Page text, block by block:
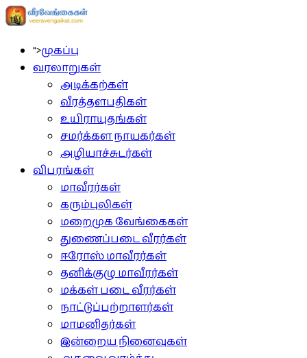
">முகப்பு
வரலாறுகள்
அடிக்கற்கள்
வீரத்தளபதிகள்
உயிராயுதங்கள்
சமர்க்கள நாயகர்கள்
அழியாச்சுடர்கள்
விபரங்கள்
மாவீரர்கள்
கரும்புலிகள்
மறைமுக வேங்கைகள்
துணைப்படை வீரர்கள்
ஈரோஸ் மாவீரர்கள்
தனிக்குழு மாவீரர்கள்
மக்கள் படை வீரர்கள்
நாட்டுப்பற்றாளர்கள்
மாமனிதர்கள்
இன்றைய நினைவுகள்